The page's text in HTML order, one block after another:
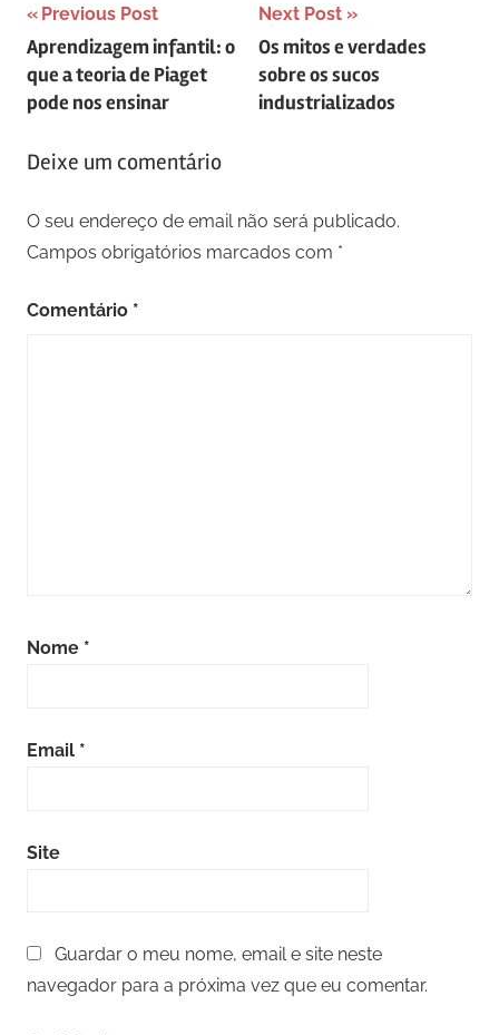
Navegação
de
artigos
Previous Post
Aprendizagem infantil: o
que a teoria de Piaget
pode nos ensinar
Next Post
Os mitos e verdades
sobre os sucos
industrializados
Deixe um comentário
O seu endereço de email não será publicado.
Campos obrigatórios marcados com *
Comentário *
Nome *
Email *
Site
Guardar o meu nome, email e site neste
navegador para a próxima vez que eu comentar.